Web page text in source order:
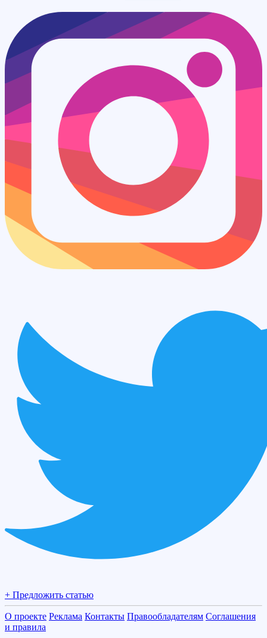
+ Предложить статью
О проекте Реклама Контакты Правообладателям Соглашения
и правила